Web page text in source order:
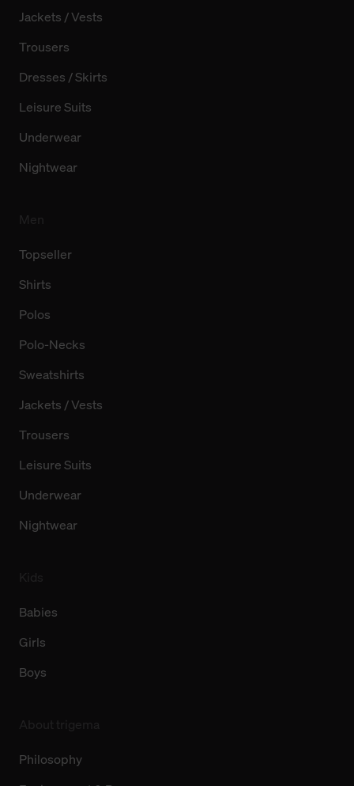
Jackets / Vests
Trousers
Dresses / Skirts
Leisure Suits
Underwear
Nightwear
Topseller
Shirts
Polos
Polo-Necks
Sweatshirts
Jackets / Vests
Trousers
Leisure Suits
Underwear
Nightwear
Babies
Girls
Boys
Philosophy